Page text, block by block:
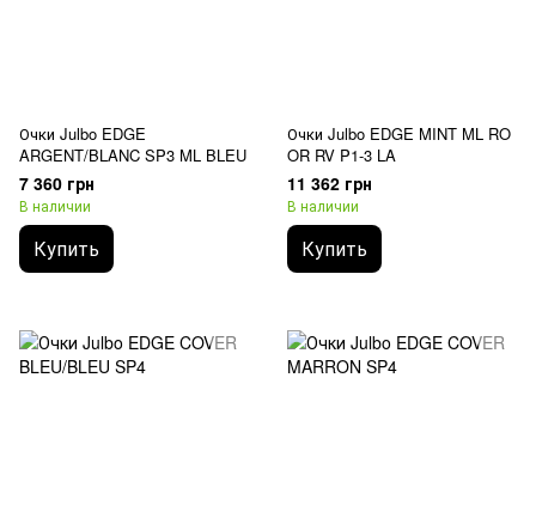
Очки Julbo EDGE
ARGENT/BLANC SP3 ML BLEU
7 360 грн
В наличии
Купить
Очки Julbo EDGE MINT ML RO
OR RV P1-3 LA
11 362 грн
В наличии
Купить